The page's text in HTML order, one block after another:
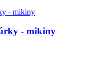
- mikiny